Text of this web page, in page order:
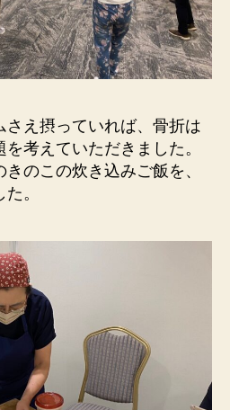
さえ摂っていれば、骨折は
考えていただきました。
のこの炊き込みご飯を、
。